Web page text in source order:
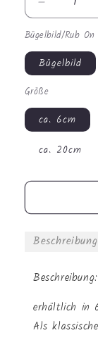
Verringere
die
Menge
für
Bügelbild
Tollpatsch
Hase
#0612
Bügelbild/Rub On
Bügelbild
Größe
ca. 6cm
ca. 20cm
Beschreibung
Beschreibung:
erhältlich in
Als